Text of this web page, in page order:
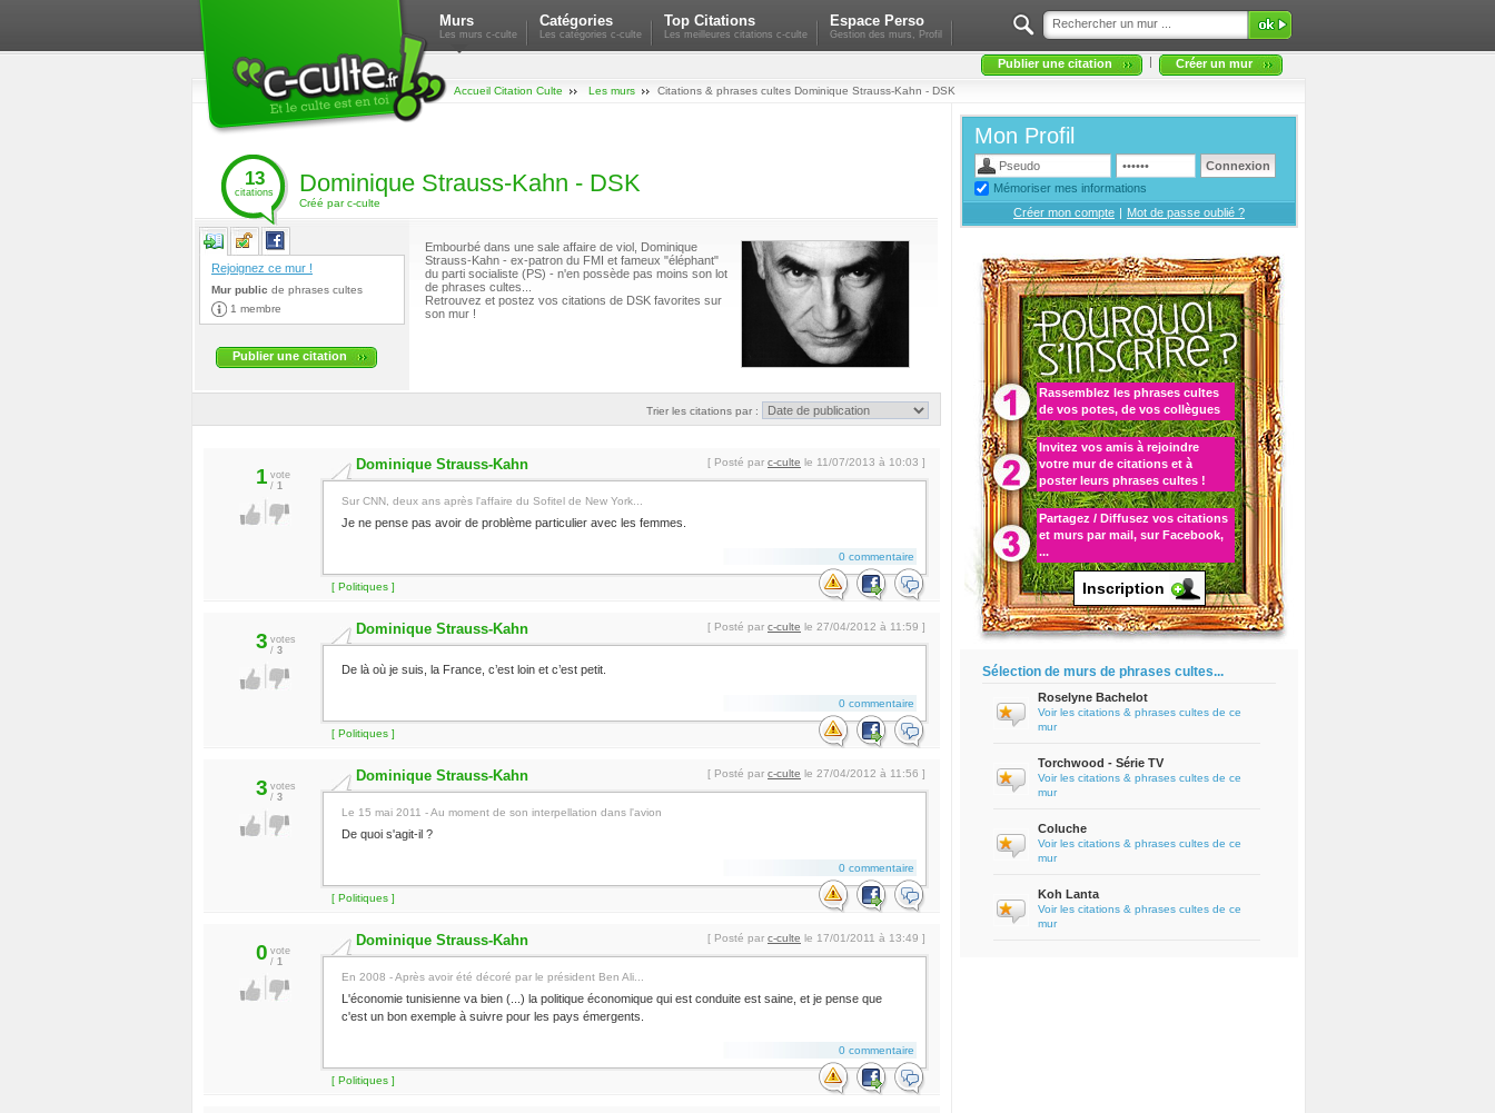
Murs
Les murs c-culte
Catégories
Les catégories c-culte
Top Citations
Les meilleures citations c-culte
Espace Perso
Gestion des murs, Profil
Publier une citation | Créer un mur
Accueil Citation Culte Les murs Citations & phrases cultes Dominique Strauss-Kahn - DSK
13
citations Dominique Strauss-Kahn - DSK
Créé par c-culte
Rejoignez ce mur !
Mur public de phrases cultes
1 membre
Publier une citation
Embourbé dans une sale affaire de viol, Dominique
Strauss-Kahn - ex-patron du FMI et fameux "éléphant"
du parti socialiste (PS) - n'en possède pas moins son lot
de phrases cultes...
Retrouvez et postez vos citations de DSK favorites sur
son mur !
Trier les citations par :
1 vote
/ 1
Dominique Strauss-Kahn [ Posté par c-culte le 11/07/2013 à 10:03 ]
Sur CNN, deux ans après l'affaire du Sofitel de New York...
Je ne pense pas avoir de problème particulier avec les femmes.
0 commentaire
[ Politiques ]
3 votes
/ 3
Dominique Strauss-Kahn [ Posté par c-culte le 27/04/2012 à 11:59 ]
De là où je suis, la France, c’est loin et c’est petit.
0 commentaire
[ Politiques ]
3 votes
/ 3
Dominique Strauss-Kahn [ Posté par c-culte le 27/04/2012 à 11:56 ]
Le 15 mai 2011 - Au moment de son interpellation dans l'avion
De quoi s'agit-il ?
0 commentaire
[ Politiques ]
0 vote
/ 1
Dominique Strauss-Kahn [ Posté par c-culte le 17/01/2011 à 13:49 ]
En 2008 - Après avoir été décoré par le président Ben Ali...
L'économie tunisienne va bien (...) la politique économique qui est conduite est saine, et je pense que
c'est un bon exemple à suivre pour les pays émergents.
0 commentaire
[ Politiques ]
Mon Profil
Mémoriser mes informations
Créer mon compte | Mot de passe oublié ?
Rassemblez les phrases cultes
de vos potes, de vos collègues
Invitez vos amis à rejoindre
votre mur de citations et à
poster leurs phrases cultes !
Partagez / Diffusez vos citations
et murs par mail, sur Facebook,
...
Inscription
Sélection de murs de phrases cultes...
Roselyne Bachelot
Voir les citations & phrases cultes de ce
mur
Torchwood - Série TV
Voir les citations & phrases cultes de ce
mur
Coluche
Voir les citations & phrases cultes de ce
mur
Koh Lanta
Voir les citations & phrases cultes de ce
mur